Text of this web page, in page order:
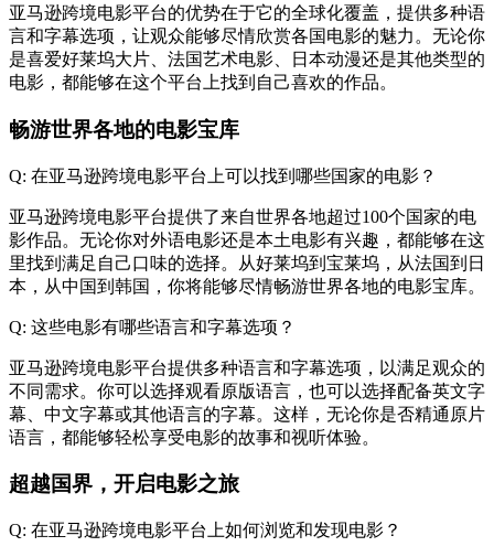
亚马逊跨境电影平台的优势在于它的全球化覆盖，提供多种语
言和字幕选项，让观众能够尽情欣赏各国电影的魅力。无论你
是喜爱好莱坞大片、法国艺术电影、日本动漫还是其他类型的
电影，都能够在这个平台上找到自己喜欢的作品。
畅游世界各地的电影宝库
Q: 在亚马逊跨境电影平台上可以找到哪些国家的电影？
亚马逊跨境电影平台提供了来自世界各地超过100个国家的电
影作品。无论你对外语电影还是本土电影有兴趣，都能够在这
里找到满足自己口味的选择。从好莱坞到宝莱坞，从法国到日
本，从中国到韩国，你将能够尽情畅游世界各地的电影宝库。
Q: 这些电影有哪些语言和字幕选项？
亚马逊跨境电影平台提供多种语言和字幕选项，以满足观众的
不同需求。你可以选择观看原版语言，也可以选择配备英文字
幕、中文字幕或其他语言的字幕。这样，无论你是否精通原片
语言，都能够轻松享受电影的故事和视听体验。
超越国界，开启电影之旅
Q: 在亚马逊跨境电影平台上如何浏览和发现电影？